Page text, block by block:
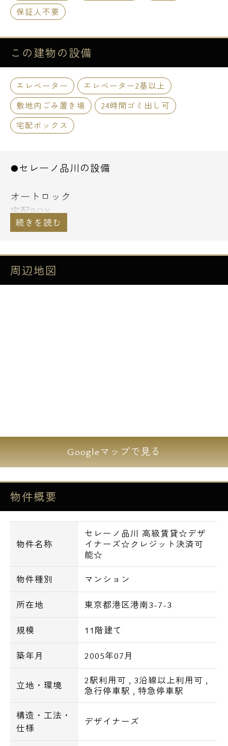
保証人不要
この建物の設備
エレベーター
エレベーター2基以上
敷地内ごみ置き場
24時間ゴミ出し可
宅配ボックス
●セレーノ品川の設備
オートロック
宅配BOX
エレベーター
BS・CSアンテナ（契約別途）
CATV（契約別途）
TVモニター付きインターフォン
ローソン＋スリーエフ LTF港区港南三丁目
店／徒歩0分（同マンション1F）
ローソン 港南三丁目店／徒歩3分
ファミリーマート 港南四丁目店／徒歩6分
ファミリーマート リバージュ品川店／徒歩
7分
セブン－イレブン 港区港南1丁目店／徒歩9
分
すき家 港南四丁目店／徒歩4分
サイゼリヤ 港南中学校前店／徒歩4分
マルエツプチ 港南シティタワー店／徒歩5
マルエツ 港南ワールドシティ店／徒歩9分
ドトールコーヒーショップ アレア品川店／
徒歩14分
吉野家 品川駅港南口店／徒歩14分
エクセルシオールカフェ 品川イーストワン
タワー店／徒歩16分
カフェ ド クリエ 品川グランドセントラル
タワー店／徒歩17分
トラットリア イタリア 品川店／徒歩19分
ピーコックストア 芝浦アイランド店／徒歩
周辺地図
Googleマップで見る
物件概要
物件名称
セレーノ品川 高級賃貸☆デザ
イナーズ☆クレジット決済可
能☆
物件種別 マンション
所在地 東京都港区港南3-7-3
規模 11階建て
築年月 2005年07月
立地・環境 2駅利用可 , 3沿線以上利用可 ,
急行停車駅 , 特急停車駅
構造・工法・
仕様
デザイナーズ